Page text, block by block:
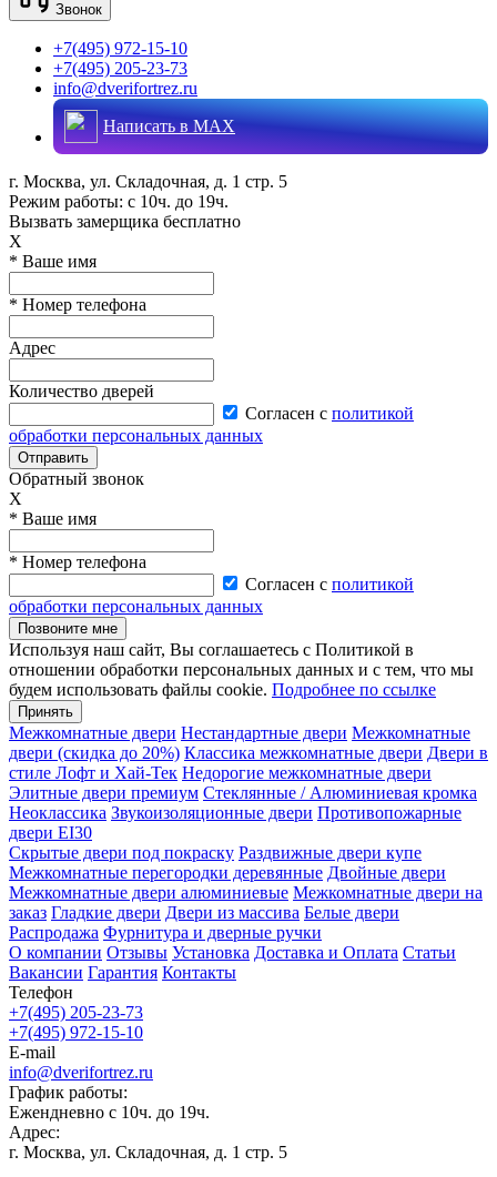
Звонок
+7(495) 972-15-10
+7(495) 205-23-73
info@dverifortrez.ru
Написать в MAX
г. Москва, ул. Складочная, д. 1 стр. 5
Режим работы: с 10ч. до 19ч.
Вызвать замерщика бесплатно
X
* Ваше имя
* Номер телефона
Адрес
Количество дверей
Согласен с политикой
обработки персональных данных
Отправить
Обратный звонок
X
* Ваше имя
* Номер телефона
Согласен с политикой
обработки персональных данных
Позвоните мне
Используя наш сайт, Вы соглашаетесь с Политикой в
отношении обработки персональных данных и с тем, что мы
будем использовать файлы cookie. Подробнее по ссылке
Принять
Межкомнатные двери Нестандартные двери Межкомнатные
двери (скидка до 20%) Классика межкомнатные двери Двери в
стиле Лофт и Хай-Тек Недорогие межкомнатные двери
Элитные двери премиум Стеклянные / Алюминиевая кромка
Неоклассика Звукоизоляционные двери Противопожарные
двери EI30
Скрытые двери под покраску Раздвижные двери купе
Межкомнатные перегородки деревянные Двойные двери
Межкомнатные двери алюминиевые Межкомнатные двери на
заказ Гладкие двери Двери из массива Белые двери
Распродажа Фурнитура и дверные ручки
О компании Отзывы Установка Доставка и Оплата Статьи
Вакансии Гарантия Контакты
Телефон
+7(495) 205-23-73
+7(495) 972-15-10
E-mail
info@dverifortrez.ru
График работы:
Ежендневно с 10ч. до 19ч.
Адрес:
г. Москва, ул. Складочная, д. 1 стр. 5